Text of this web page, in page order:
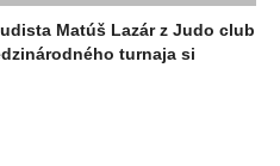
Matúš Lazár z Judo club
turnaja si